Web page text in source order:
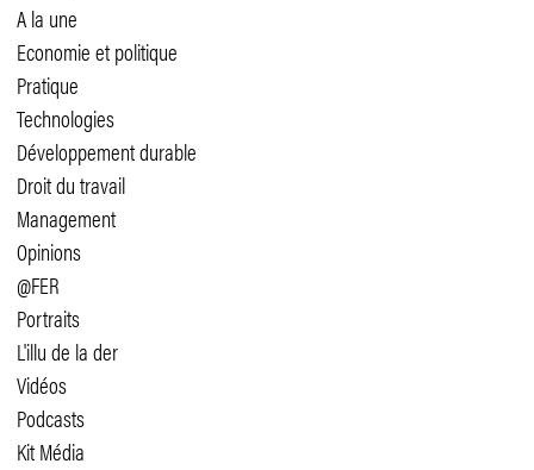
A la une
Economie et politique
Pratique
Technologies
Développement durable
Droit du travail
Management
Opinions
@FER
Portraits
L'illu de la der
Vidéos
Podcasts
Kit Média